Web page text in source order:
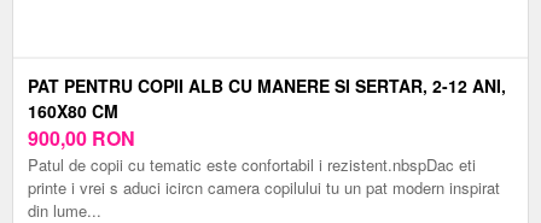
PAT PENTRU COPII ALB CU MANERE SI SERTAR, 2-12 ANI,
160X80 CM
900,00 RON
Patul de copii cu tematic este confortabil i rezistent.nbspDac eti
printe i vrei s aduci icircn camera copilului tu un pat modern inspirat
din lume...